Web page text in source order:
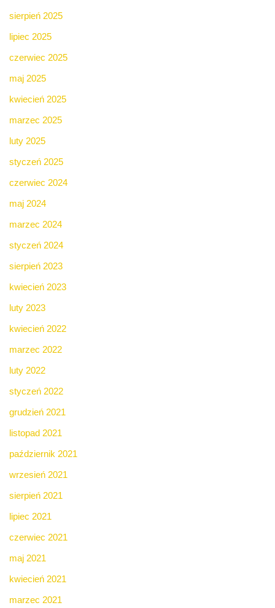
sierpień 2025
lipiec 2025
czerwiec 2025
maj 2025
kwiecień 2025
marzec 2025
luty 2025
styczeń 2025
czerwiec 2024
maj 2024
marzec 2024
styczeń 2024
sierpień 2023
kwiecień 2023
luty 2023
kwiecień 2022
marzec 2022
luty 2022
styczeń 2022
grudzień 2021
listopad 2021
październik 2021
wrzesień 2021
sierpień 2021
lipiec 2021
czerwiec 2021
maj 2021
kwiecień 2021
marzec 2021